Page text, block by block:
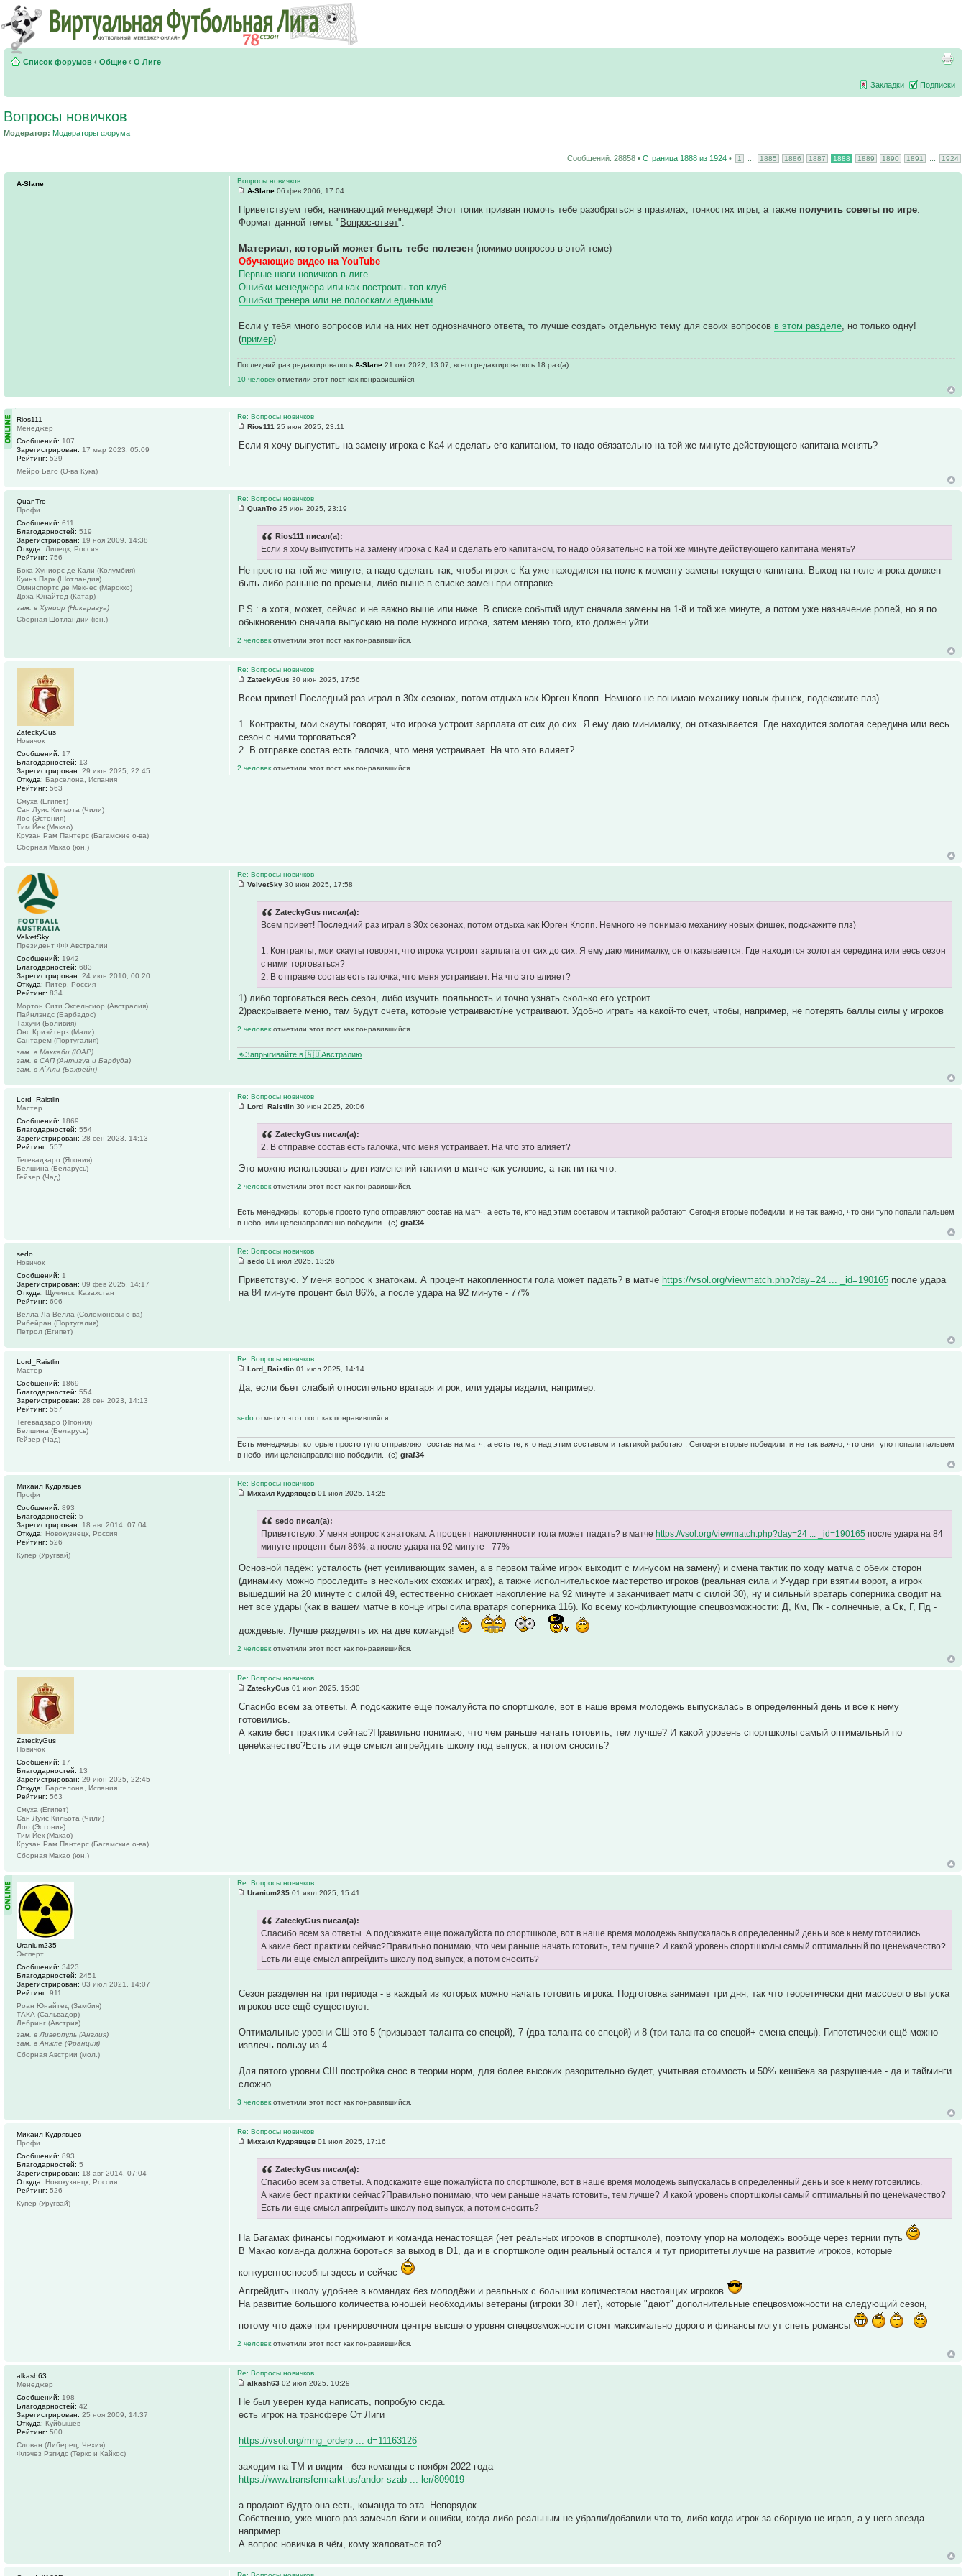
Список форумов ‹ Общие ‹ О Лиге
Закладки Подписки
Вопросы новичков
Модератор: Модераторы форума
Сообщений: 28858 • Страница 1888 из 1924 • 1 1885 1886 1887 1888 1889 1890 1891 1924
Вопросы новичков
A-Slane 06 фев 2006, 17:04
Приветствуем тебя, начинающий менеджер! Этот топик призван помочь тебе разобраться в правилах, тонкостях игры, а также получить советы по игре
Формат данной темы: "Вопрос-ответ".
Материал, который может быть тебе полезен (помимо вопросов в этой теме)
Обучающие видео на YouTube
Первые шаги новичков в лиге
Ошибки менеджера или как построить топ-клуб
Ошибки тренера или не полосками едиными
Если у тебя много вопросов или на них нет однозначного ответа, то лучше создать отдельную тему для своих вопросов в этом разделе , но только одну!
(пример)
Последний раз редактировалосьA-Slane 21 окт 2022, 13:07, всего редактировалось 18 раз(а).
10 человекотметили этот пост как понравившийся.
A-Slane
Re: Вопросы новичков
Rios111 25 июн 2025, 23:11
Если я хочу выпустить на замену игрока с Ка4 и сделать его капитаном, то надо обязательно на той же минуте действующего капитана менять?
Rios111
Менеджер
Сообщений: 107
Зарегистрирован: 17 мар 2023, 05:09
Рейтинг: 529
Мейро Баго (О-ва Кука)
Re: Вопросы новичков
QuanTro 25 июн 2025, 23:19
Rios111 писал(а):
Если я хочу выпустить на замену игрока с Ка4 и сделать его капитаном, то надо обязательно на той же минуте действующего капитана менять?
Не просто на той же минуте, а надо сделать так, чтобы игрок с Ка уже находился на поле к моменту замены текущего капитана. Выход на поле игрока должен
быть либо раньше по времени, либо выше в списке замен при отправке.
P.S.: а хотя, может, сейчас и не важно выше или ниже. В списке событий идут сначала замены на 1-й и той же минуте, а потом уже назначение ролей, но я по
обыкновению сначала выпускаю на поле нужного игрока, затем меняю того, кто должен уйти.
2 человекотметили этот пост как понравившийся.
QuanTro
Профи
Сообщений: 611
Благодарностей: 519
Зарегистрирован: 19 ноя 2009, 14:38
Откуда: Липецк, Россия
Рейтинг: 756
Бока Хуниорс де Кали (Колумбия)
Куинз Парк (Шотландия)
Омниспортc де Мекнес (Марокко)
Доха Юнайтед (Катар)
зам. в Хуниор (Никарагуа)
Сборная Шотландии (юн.)
Re: Вопросы новичков
ZateckyGus 30 июн 2025, 17:56
Всем привет! Последний раз играл в 30х сезонах, потом отдыха как Юрген Клопп. Немного не понимаю механику новых фишек, подскажите плз)
1. Контракты, мои скауты говорят, что игрока устроит зарплата от сих до сих. Я ему даю минималку, он отказывается. Где находится золотая середина или весь
сезон с ними торговаться?
2. В отправке состав есть галочка, что меня устраивает. На что это влияет?
2 человекотметили этот пост как понравившийся.
ZateckyGus
Новичок
Сообщений: 17
Благодарностей: 13
Зарегистрирован: 29 июн 2025, 22:45
Откуда: Барселона, Испания
Рейтинг: 563
Смуха (Египет)
Сан Луис Кильота (Чили)
Лоо (Эстония)
Тим Йек (Макао)
Крузан Рам Пантерс (Багамские о-ва)
Сборная Макао (юн.)
Re: Вопросы новичков
VelvetSky 30 июн 2025, 17:58
ZateckyGus писал(а):
Всем привет! Последний раз играл в 30х сезонах, потом отдыха как Юрген Клопп. Немного не понимаю механику новых фишек, подскажите плз)
1. Контракты, мои скауты говорят, что игрока устроит зарплата от сих до сих. Я ему даю минималку, он отказывается. Где находится золотая середина или весь сезон
с ними торговаться?
2. В отправке состав есть галочка, что меня устраивает. На что это влияет?
1) либо торговаться весь сезон, либо изучить лояльность и точно узнать сколько его устроит
2)раскрываете меню, там будут счета, которые устраивают/не устраивают. Удобно играть на какой-то счет, чтобы, например, не потерять баллы силы у игроков
2 человекотметили этот пост как понравившийся.
🦘Запрыгивайте в 🇦🇺Австралию
VelvetSky
Президент ФФ Австралии
Сообщений: 1942
Благодарностей: 683
Зарегистрирован: 24 июн 2010, 00:20
Откуда: Питер, Россия
Рейтинг: 834
Мортон Сити Эксельсиор (Австралия)
Пайнлэндс (Барбадос)
Тахучи (Боливия)
Онс Криэйтерз (Мали)
Сантарем (Португалия)
зам. в Маккаби (ЮАР)
зам. в САП (Антигуа и Барбуда)
зам. в А`Али (Бахрейн)
Re: Вопросы новичков
Lord_Raistlin 30 июн 2025, 20:06
ZateckyGus писал(а):
2. В отправке состав есть галочка, что меня устраивает. На что это влияет?
Это можно использовать для изменений тактики в матче как условие, а так ни на что.
2 человекотметили этот пост как понравившийся.
Есть менеджеры, которые просто тупо отправляют состав на матч, а есть те, кто над этим составом и тактикой работают. Сегодня вторые победили, и не так важно, что они тупо попали пальцем
в небо, или целенаправленно победили...(с)graf34
Lord_Raistlin
Мастер
Сообщений: 1869
Благодарностей: 554
Зарегистрирован: 28 сен 2023, 14:13
Рейтинг: 557
Тегевадзаро (Япония)
Белшина (Беларусь)
Гейзер (Чад)
Re: Вопросы новичков
sedo 01 июл 2025, 13:26
Приветствую. У меня вопрос к знатокам. А процент накопленности гола может падать? в матче https://vsol.org/viewmatch.php?day=24 ... _id=190165 после удара
на 84 минуте процент был 86%, а после удара на 92 минуте - 77%
sedo
Новичок
Сообщений: 1
Зарегистрирован: 09 фев 2025, 14:17
Откуда: Щучинск, Казахстан
Рейтинг: 606
Велла Ла Велла (Соломоновы о-ва)
Рибейран (Португалия)
Петрол (Египет)
Re: Вопросы новичков
Lord_Raistlin 01 июл 2025, 14:14
Да, если бьет слабый относительно вратаря игрок, или удары издали, например.
sedoотметил этот пост как понравившийся.
Есть менеджеры, которые просто тупо отправляют состав на матч, а есть те, кто над этим составом и тактикой работают. Сегодня вторые победили, и не так важно, что они тупо попали пальцем
в небо, или целенаправленно победили...(с)graf34
Lord_Raistlin
Мастер
Сообщений: 1869
Благодарностей: 554
Зарегистрирован: 28 сен 2023, 14:13
Рейтинг: 557
Тегевадзаро (Япония)
Белшина (Беларусь)
Гейзер (Чад)
Re: Вопросы новичков
Михаил Кудрявцев 01 июл 2025, 14:25
sedo писал(а):
Приветствую. У меня вопрос к знатокам. А процент накопленности гола может падать? в матче https://vsol.org/viewmatch.php?day=24 ... _id=190165 после удара на 84
минуте процент был 86%, а после удара на 92 минуте - 77%
Основной падёж: усталость (нет усиливающих замен, а в первом тайме игрок выходит с минусом на замену) и смена тактик по ходу матча с обеих сторон
(динамику можно проследить в нескольких схожих играх), а также исполнительское мастерство игроков (реальная сила и У-удар при взятии ворот, а игрок
вышедший на 20 минуте с силой 49, естественно снижает накопление на 92 минуте и заканчивает матч с силой 30), ну и сильный вратарь соперника сводит на
нет все удары (как в вашем матче в конце игры сила вратаря соперника 116). Ко всему конфликтующие спецвозможности: Д, Км, Пк - солнечные, а Ск, Г, Пд -
дождевые. Лучше разделять их на две команды!
2 человекотметили этот пост как понравившийся.
Михаил Кудрявцев
Профи
Сообщений: 893
Благодарностей: 5
Зарегистрирован: 18 авг 2014, 07:04
Откуда: Новокузнецк, Россия
Рейтинг: 526
Купер (Уругвай)
Re: Вопросы новичков
ZateckyGus 01 июл 2025, 15:30
Спасибо всем за ответы. А подскажите еще пожалуйста по спортшколе, вот в наше время молодежь выпускалась в определенный день и все к нему
готовились.
А какие бест практики сейчас?Правильно понимаю, что чем раньше начать готовить, тем лучше? И какой уровень спортшколы самый оптимальный по
цене\качество?Есть ли еще смысл апгрейдить школу под выпуск, а потом сносить?
ZateckyGus
Новичок
Сообщений: 17
Благодарностей: 13
Зарегистрирован: 29 июн 2025, 22:45
Откуда: Барселона, Испания
Рейтинг: 563
Смуха (Египет)
Сан Луис Кильота (Чили)
Лоо (Эстония)
Тим Йек (Макао)
Крузан Рам Пантерс (Багамские о-ва)
Сборная Макао (юн.)
Re: Вопросы новичков
Uranium235 01 июл 2025, 15:41
ZateckyGus писал(а):
Спасибо всем за ответы. А подскажите еще пожалуйста по спортшколе, вот в наше время молодежь выпускалась в определенный день и все к нему готовились.
А какие бест практики сейчас?Правильно понимаю, что чем раньше начать готовить, тем лучше? И какой уровень спортшколы самый оптимальный по цене\качество?
Есть ли еще смысл апгрейдить школу под выпуск, а потом сносить?
Сезон разделен на три периода - в каждый из которых можно начать готовить игрока. Подготовка занимает три дня, так что теоретически дни массового выпуска
игроков все ещё существуют.
Оптимальные уровни СШ это 5 (призывает таланта со спецой), 7 (два таланта со спецой) и 8 (три таланта со спецой+ смена спецы). Гипотетически ещё можно
извлечь пользу из 4.
Для пятого уровни СШ постройка снос в теории норм, для более высоких разорительно будет, учитывая стоимость и 50% кешбека за разрушение - да и тайминги
сложно.
3 человекотметили этот пост как понравившийся.
Uranium235
Эксперт
Сообщений: 3423
Благодарностей: 2451
Зарегистрирован: 03 июл 2021, 14:07
Рейтинг: 911
Роан Юнайтед (Замбия)
ТАКА (Сальвадор)
Лебринг (Австрия)
зам. в Ливерпуль (Англия)
зам. в Анжле (Франция)
Сборная Австрии (мол.)
Re: Вопросы новичков
Михаил Кудрявцев 01 июл 2025, 17:16
ZateckyGus писал(а):
Спасибо всем за ответы. А подскажите еще пожалуйста по спортшколе, вот в наше время молодежь выпускалась в определенный день и все к нему готовились.
А какие бест практики сейчас?Правильно понимаю, что чем раньше начать готовить, тем лучше? И какой уровень спортшколы самый оптимальный по цене\качество?
Есть ли еще смысл апгрейдить школу под выпуск, а потом сносить?
На Багамах финансы поджимают и команда ненастоящая (нет реальных игроков в спортшколе), поэтому упор на молодёжь вообще через тернии путь
В Макао команда должна бороться за выход в D1, да и в спортшколе один реальный остался и тут приоритеты лучше на развитие игроков, которые
конкурентоспособны здесь и сейчас
Апгрейдить школу удобнее в командах без молодёжи и реальных с большим количеством настоящих игроков
На развитие большого количества юношей необходимы ветераны (игроки 30+ лет), которые "дают" дополнительные спецвозможности на следующий сезон,
потому что даже при тренировочном центре высшего уровня спецвозможности стоят максимально дорого и финансы могут спеть романсы
2 человекотметили этот пост как понравившийся.
Михаил Кудрявцев
Профи
Сообщений: 893
Благодарностей: 5
Зарегистрирован: 18 авг 2014, 07:04
Откуда: Новокузнецк, Россия
Рейтинг: 526
Купер (Уругвай)
Re: Вопросы новичков
alkash63 02 июл 2025, 10:29
Не был уверен куда написать, попробую сюда.
есть игрок на трансфере От Лиги
https://vsol.org/mng_orderp ... d=11163126
заходим на ТМ и видим - без команды с ноября 2022 года
https://www.transfermarkt.us/andor-szab ... ler/809019
а продают будто она есть, команда то эта. Непорядок.
Собственно, уже много раз замечал баги и ошибки, когда либо реальным не убрали/добавили что-то, либо когда игрок за сборную не играл, а у него звезда
например.
А вопрос новичка в чём, кому жаловаться то?
alkash63
Менеджер
Сообщений: 198
Благодарностей: 42
Зарегистрирован: 25 ноя 2009, 14:37
Откуда: Куйбышев
Рейтинг: 500
Слован (Либерец, Чехия)
Флэчез Рэпидс (Теркс и Кайкос)